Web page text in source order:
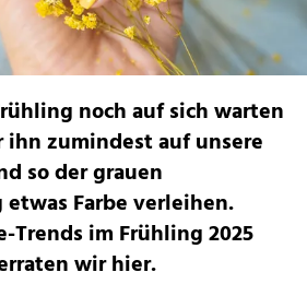
noch auf sich warten
zumindest auf unsere
so der grauen
Farbe verleihen.
Trends im Frühling 2025
wir hier.